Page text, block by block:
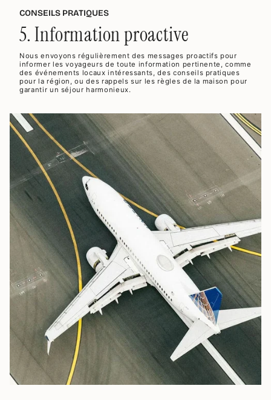
CONSEILS PRATIQUES
5. Information proactive
Nous envoyons régulièrement des messages proactifs pour
informer les voyageurs de toute information pertinente, comme
des événements locaux intéressants, des conseils pratiques
pour la région, ou des rappels sur les règles de la maison pour
garantir un séjour harmonieux.